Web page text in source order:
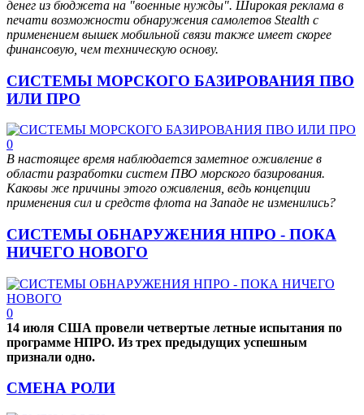
денег из бюджета на "военные нужды". Широкая реклама в
печати возможности обнаружения самолетов Stealth с
применением вышек мобильной связи также имеет скорее
финансовую, чем техническую основу.
СИСТЕМЫ МОРСКОГО БАЗИРОВАНИЯ ПВО
ИЛИ ПРО
0
В настоящее время наблюдается заметное оживление в
области разработки систем ПВО морского базирования.
Каковы же причины этого оживления, ведь концепции
применения сил и средств флота на Западе не изменились?
СИСТЕМЫ ОБНАРУЖЕНИЯ НПРО - ПОКА
НИЧЕГО НОВОГО
0
14 июля США провели четвертые летные испытания по
программе НПРО. Из трех предыдущих успешным
признали одно.
СМЕНА РОЛИ